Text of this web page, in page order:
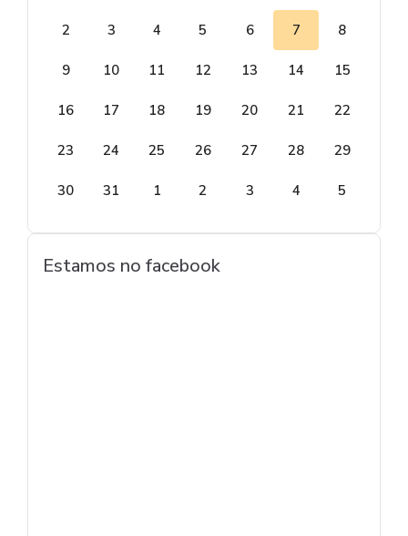
2 3 4 5 6 7 8
9 10 11 12 13 14 15
16 17 18 19 20 21 22
23 24 25 26 27 28 29
30 31 1 2 3 4 5
Estamos no facebook